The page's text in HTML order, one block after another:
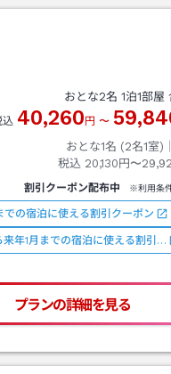
おとな2名 1泊1部屋
込 40,260円 〜
おとな1名 (2名1室)｜
税込 20,130円〜
割引クーポン配布中 ※利用条
での宿泊に使える割引クーポン
来年1月までの宿泊に使える割引…
プランの詳細を見る